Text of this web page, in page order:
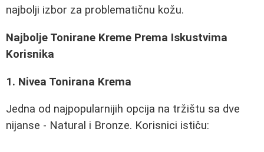
najbolji izbor za problematičnu kožu.
Najbolje Tonirane Kreme Prema Iskustvima
Korisnika
1. Nivea Tonirana Krema
Jedna od najpopularnijih opcija na tržištu sa dve
nijanse - Natural i Bronze. Korisnici ističu: